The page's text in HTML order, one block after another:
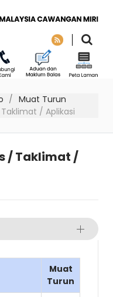
Muat Turun
/ Aplikasi
/ Taklimat /
Muat
Turun